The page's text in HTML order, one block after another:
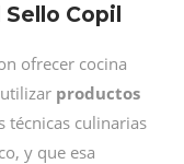
Copil
ofrecer cocina
productos
técnicas culinarias
y que esa